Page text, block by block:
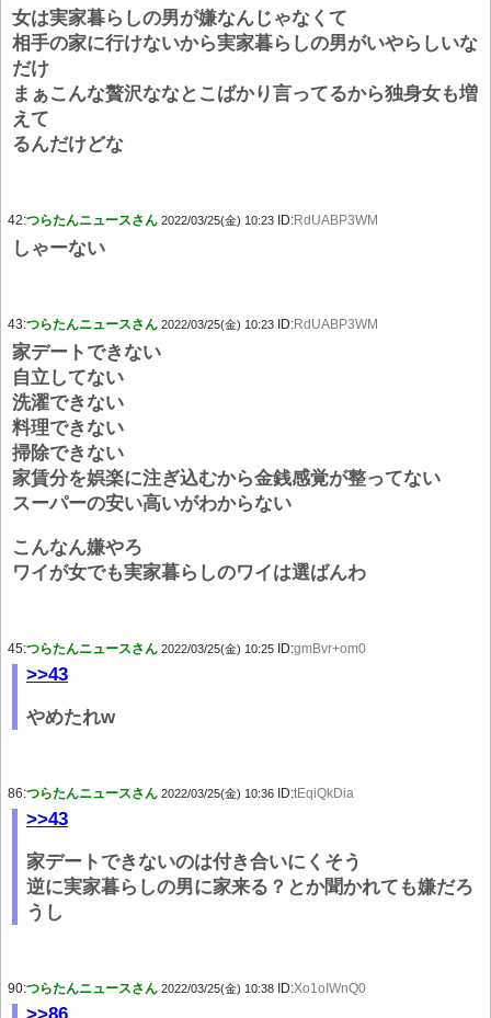
女は実家暮らしの男が嫌なんじゃなくて
相手の家に行けないから実家暮らしの男がいやらしいな
だけ
まぁこんな贅沢ななとこばかり言ってるから独身女も増
えて
るんだけどな
42:つらたんニュースさん 2022/03/25(金) 10:23 ID:RdUABP3WM
しゃーない
43:つらたんニュースさん 2022/03/25(金) 10:23 ID:RdUABP3WM
家デートできない
自立してない
洗濯できない
料理できない
掃除できない
家賃分を娯楽に注ぎ込むから金銭感覚が整ってない
スーパーの安い高いがわからない
こんなん嫌やろ
ワイが女でも実家暮らしのワイは選ばんわ
45:つらたんニュースさん 2022/03/25(金) 10:25 ID:gmBvr+om0
>>43
やめたれw
86:つらたんニュースさん 2022/03/25(金) 10:36 ID:tEqiQkDia
>>43
家デートできないのは付き合いにくそう
逆に実家暮らしの男に家来る？とか聞かれても嫌だろ
うし
90:つらたんニュースさん 2022/03/25(金) 10:38 ID:Xo1oIWnQ0